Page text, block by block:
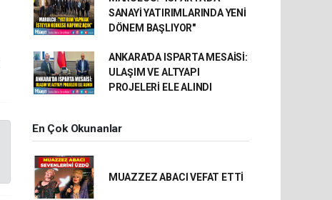
SANAYİ YATIRIMLARINDA YENİ
DÖNEM BAŞLIYOR"
ANKARA'DA ISPARTA MESAİSİ:
ULAŞIM VE ALTYAPI
PROJELERİ ELE ALINDI
En Çok Okunanlar
MUAZZEZ ABACI VEFAT ETTİ